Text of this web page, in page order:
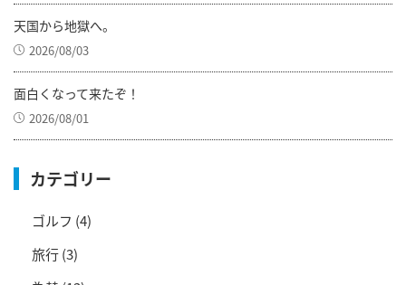
天国から地獄へ。
2026/08/03
面白くなって来たぞ！
2026/08/01
カテゴリー
ゴルフ (4)
旅行(3)